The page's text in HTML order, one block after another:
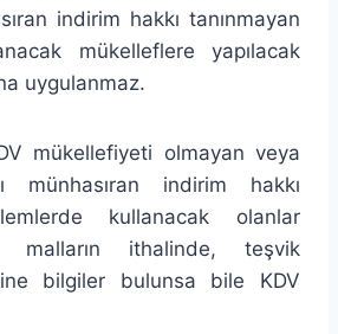
indirim hakkı tanınmayan
mükelleflere yapılacak
uygulanmaz.
mükellefiyeti olmayan veya
münhasıran indirim hakkı
kullanacak olanlar
malların ithalinde, teşvik
bilgiler bulunsa bile KDV